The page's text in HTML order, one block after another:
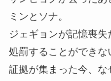
ミンとソナ。
ジェギョンが記憶喪失
処罰することができな
証拠が集まった今、